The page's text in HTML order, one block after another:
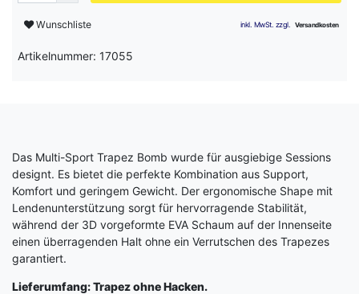
Wunschliste
Artikelnummer: 17055
Das Multi-Sport Trapez Bomb wurde für ausgiebige Sessions
designt. Es bietet die perfekte Kombination aus Support,
Komfort und geringem Gewicht. Der ergonomische Shape mit
Lendenunterstützung sorgt für hervorragende Stabilität,
während der 3D vorgeformte EVA Schaum auf der Innenseite
einen überragenden Halt ohne ein Verrutschen des Trapezes
garantiert.
Lieferumfang: Trapez ohne Hacken.